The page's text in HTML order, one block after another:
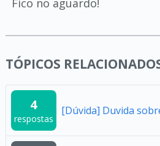
TÓPICOS
4
respostas
[Dúvida] Duvida